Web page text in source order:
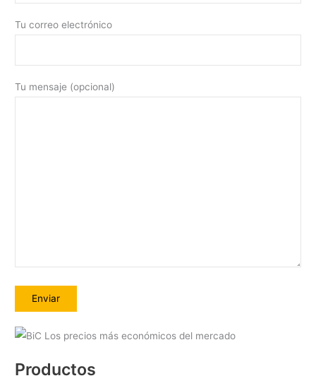
Tu correo electrónico
Tu mensaje (opcional)
A
t
Productos